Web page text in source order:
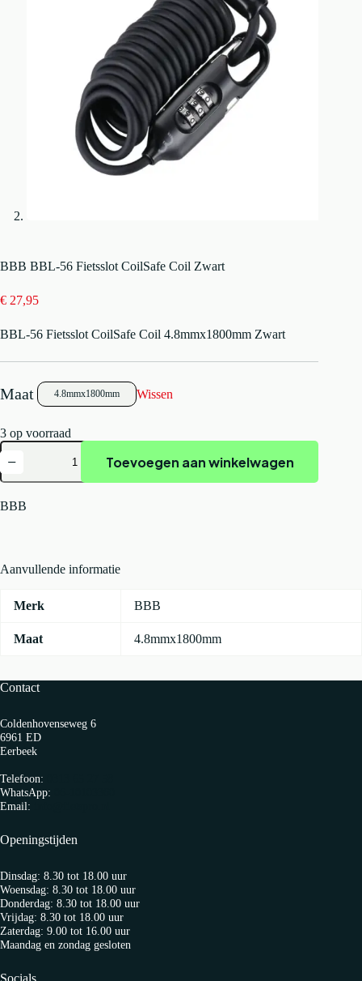
BBB BBL-56 Fietsslot CoilSafe Coil Zwart
€ 27,95
BBL-56 Fietsslot CoilSafe Coil 4.8mmx1800mm Zwart
4.8mmx1800mm Wissen
3 op voorraad
BBB
BBL-
56
CoilSafe
Toevoegen aan winkelwagen
BBB
Aanvullende informatie
Merk BBB
Maat 4.8mmx1800mm
Contact
Coldenhovenseweg 6
6961 ED
Eerbeek
Telefoon:
WhatsApp:
Email:
Openingstijden
Dinsdag: 8.30 tot 18.00 uur
Woensdag: 8.30 tot 18.00 uur
Donderdag: 8.30 tot 18.00 uur
Vrijdag: 8.30 tot 18.00 uur
Zaterdag: 9.00 tot 16.00 uur
Maandag en zondag gesloten
Socials